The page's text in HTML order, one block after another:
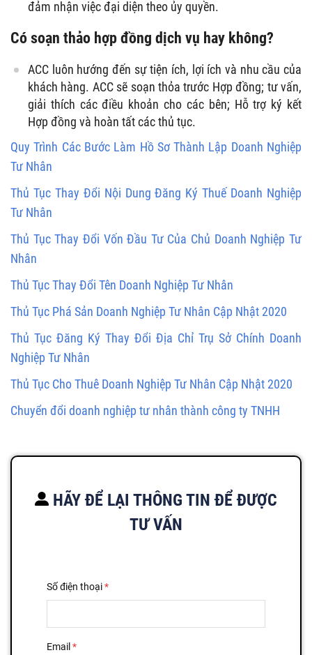
đảm nhận việc đại diện theo ủy quyền.
Có soạn thảo hợp đồng dịch vụ hay không?
ACC luôn hướng đến sự tiện ích, lợi ích và nhu cầu của
khách hàng. ACC sẽ soạn thỏa trước Hợp đồng; tư vấn,
giải thích các điều khoản cho các bên; Hỗ trợ ký kết
Hợp đồng và hoàn tất các thủ tục.
Quy Trình Các Bước Làm Hồ Sơ Thành Lập Doanh Nghiệp
Tư Nhân
Thủ Tục Thay Đổi Nội Dung Đăng Ký Thuế Doanh Nghiệp
Tư Nhân
Thủ Tục Thay Đổi Vốn Đầu Tư Của Chủ Doanh Nghiệp Tư
Nhân
Thủ Tục Thay Đổi Tên Doanh Nghiệp Tư Nhân
Thủ Tục Phá Sản Doanh Nghiệp Tư Nhân Cập Nhật 2020
Thủ Tục Đăng Ký Thay Đổi Địa Chỉ Trụ Sở Chính Doanh
Nghiệp Tư Nhân
Thủ Tục Cho Thuê Doanh Nghiệp Tư Nhân Cập Nhật 2020
Chuyển đổi doanh nghiệp tư nhân thành công ty TNHH
HÃY ĐỂ LẠI THÔNG TIN ĐỂ ĐƯỢC
TƯ VẤN